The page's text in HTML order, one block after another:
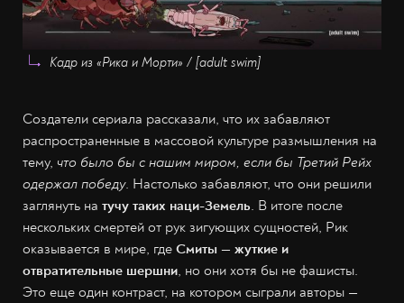
Кадр из «Рика и Морти» / [adult swim]
Создатели сериала рассказали, что их забавляют
распространенные в массовой культуре размышления на
тему, что было бы с нашим миром, если бы Третий Рейх
одержал победу. Настолько забавляют, что они решили
заглянуть на тучу таких наци-Земель. В итоге после
нескольких смертей от рук зигующих сущностей, Рик
оказывается в мире, где Смиты — жуткие и
отвратительные шершни, но они хотя бы не фашисты.
Это еще один контраст, на котором сыграли авторы —